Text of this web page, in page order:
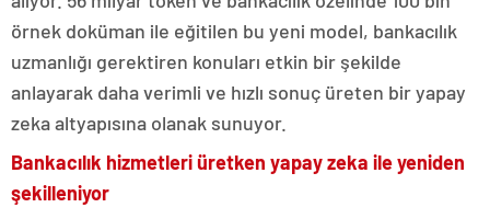
örnek doküman ile eğitilen bu yeni model, bankacılık
uzmanlığı gerektiren konuları etkin bir şekilde
anlayarak daha verimli ve hızlı sonuç üreten bir yapay
zeka altyapısına olanak sunuyor.
Bankacılık hizmetleri üretken yapay zeka ile yeniden
şekilleniyor